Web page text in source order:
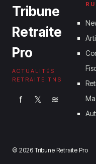
Tribune
Retraite
Pro
ACTUALITÉS
RETRAITE TNS
f 𝕏 ≋
© 2026 Tribune Retraite Pro